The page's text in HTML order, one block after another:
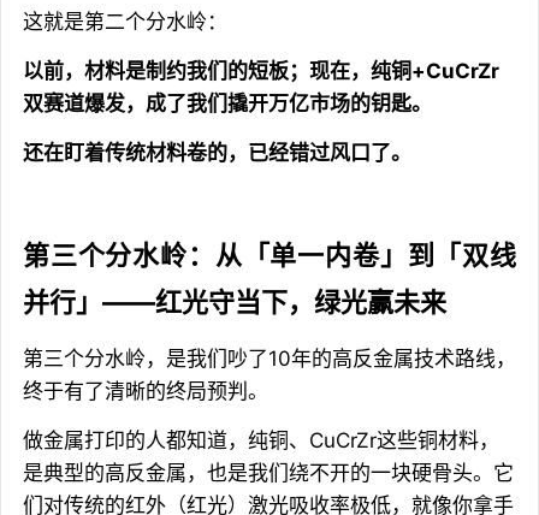
这就是第二个分水岭：
以前，材料是制约我们的短板；现在，纯铜+CuCrZr
双赛道爆发，成了我们撬开万亿市场的钥匙。
还在盯着传统材料卷的，已经错过风口了。
第三个分水岭：从「单一内卷」到「双线
并行」——红光守当下，绿光赢未来
第三个分水岭，是我们吵了10年的高反金属技术路线，
终于有了清晰的终局预判。
做金属打印的人都知道，纯铜、CuCrZr这些铜材料，
是典型的高反金属，也是我们绕不开的一块硬骨头。它
们对传统的红外（红光）激光吸收率极低，就像你拿手